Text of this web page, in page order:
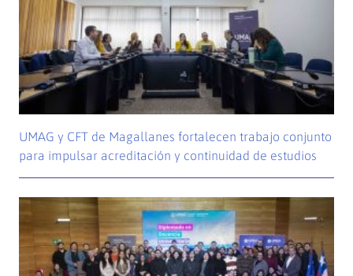
UMAG y CFT de Magallanes fortalecen trabajo conjunto
para impulsar acreditación y continuidad de estudios